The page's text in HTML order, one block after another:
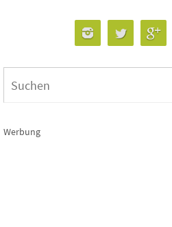
Werbung